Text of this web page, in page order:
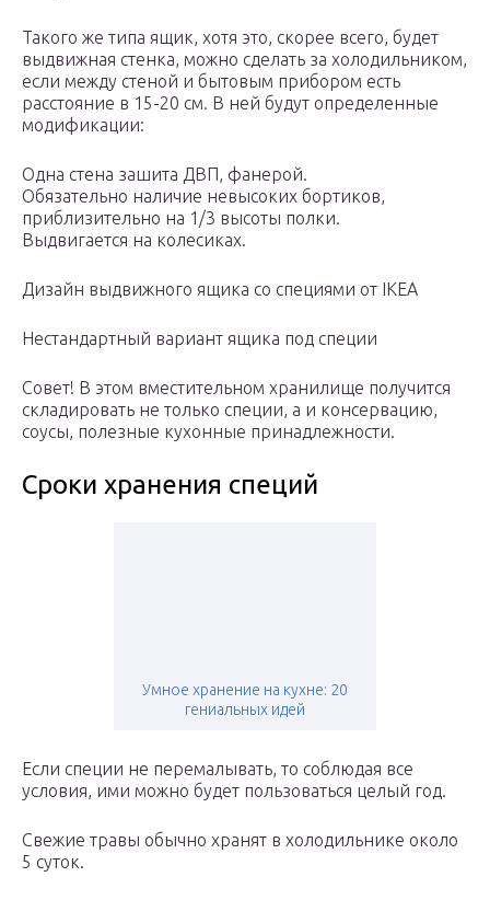
Такого же типа ящик, хотя это, скорее всего, будет
выдвижная стенка, можно сделать за холодильником,
если между стеной и бытовым прибором есть
расстояние в 15-20 см. В ней будут определенные
модификации:
Одна стена зашита ДВП, фанерой.
Обязательно наличие невысоких бортиков,
приблизительно на 1/3 высоты полки.
Выдвигается на колесиках.
Дизайн выдвижного ящика со специями от IKEA
Нестандартный вариант ящика под специи
Совет! В этом вместительном хранилище получится
складировать не только специи, а и консервацию,
соусы, полезные кухонные принадлежности.
Сроки хранения специй
Умное хранение на кухне: 20
гениальных идей
Если специи не перемалывать, то соблюдая все
условия, ими можно будет пользоваться целый год.
Свежие травы обычно хранят в холодильнике около
5 суток.